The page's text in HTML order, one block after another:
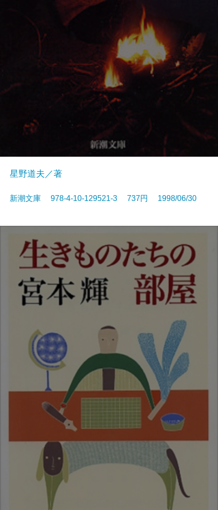
星野道夫／著
新潮文庫 978-4-10-129521-3 737円 1998/06/30